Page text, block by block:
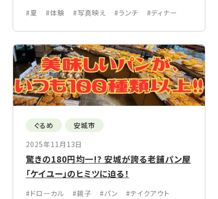
#夏 #体験 #写真映え #ランチ #ディナー
ぐるめ
安城市
2025年11月13日
驚きの180円均一!? 安城が誇る老舗パン屋
「ケイユー」のヒミツに迫る！
#ドローカル #親子 #パン #テイクアウト